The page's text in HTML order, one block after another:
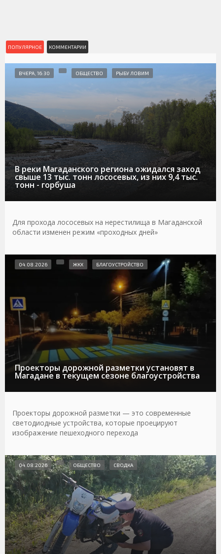
ПОПУЛЯРНОЕ КОММЕНТАРИИ
В реки Магаданского региона ожидался заход
свыше 13 тыс. тонн лососевых, из них 9,4 тыс.
тонн - горбуша
ВЧЕРА, 16:30 ОБЩЕСТВО РЫБУ ЛОВИМ
Для прохода лососевых на нерестилища в Магаданской
области изменен режим «проходных дней»
Проекторы дорожной разметки установят в
Магадане в текущем сезоне благоустройства
04.08.2026 ЖКХ БЛАГОУСТРОЙСТВО
Проекторы дорожной разметки — это современные
светодиодные устройства, которые проецируют
изображение пешеходного перехода
04.08.2026 ОБЩЕСТВО СВОДКА